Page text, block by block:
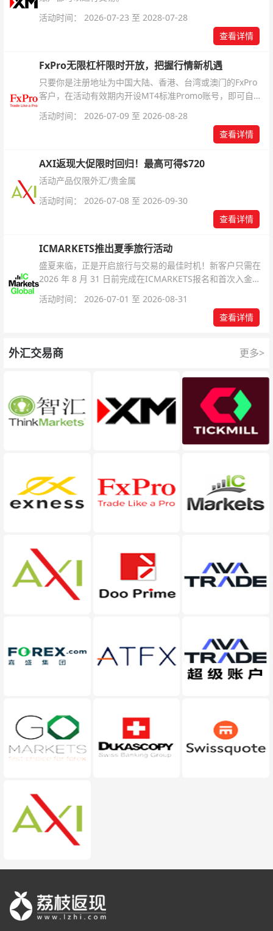
活动时间： 2026-07-23 至 2028-07-28
查看详情
FxPro无限杠杆限时开放，把握行情新机遇
只要你是注册地址为中国大陆、香港、台湾或澳门的FxPro
客户，在活动有效期内开设MT4标准Promo账号，即可自动
活动时间： 2026-07-09 至 2026-08-28
查看详情
AXI返现大促限时回归！最高可得$720
活动产品仅限外汇/贵金属
活动时间： 2026-07-08 至 2026-09-30
查看详情
ICMARKETS推出夏季旅行活动
盛夏来临，正是开启旅行与交易的最佳时机！新客户只需在
2026 年 8 月 31 日前完成在ICMARKETS报名和首次入金即
活动时间： 2026-07-01 至 2026-08-31
查看详情
外汇交易商 更多>